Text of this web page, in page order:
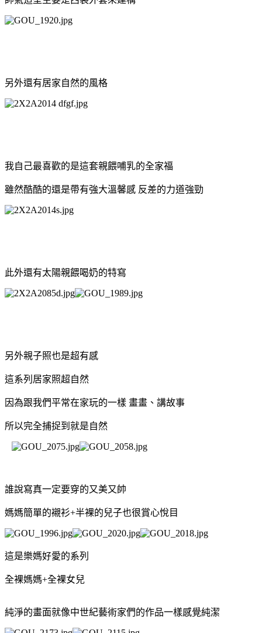
另外還有居家自然的風格
我自己最喜歡的是這套親餵哺乳的全家福
雖然酷酷的還是帶有強大溫馨感 反差的力道強勁
此外還有太陽親餵喝奶的特寫
另外親子照也是超有感
這系列居家照超自然
因為跟我們平常在家玩的一樣 畫畫、講故事
所以完全捕捉到就是自然
誰說寫真一定要穿的又美又帥
媽媽簡單的襯衫+半裸的兒子也很賞心悅目
這是樂媽好愛的系列
全裸媽媽+全裸女兒
純淨的畫面就像中世紀藝術家們的作品一樣感覺純潔